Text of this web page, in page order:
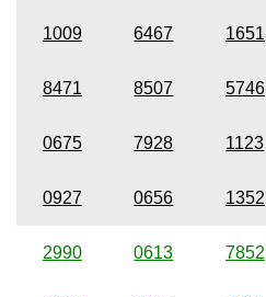
1009 6467 1651
8471 8507 5746
0675 7928 1123
0927 0656 1352
2990 0613 7852